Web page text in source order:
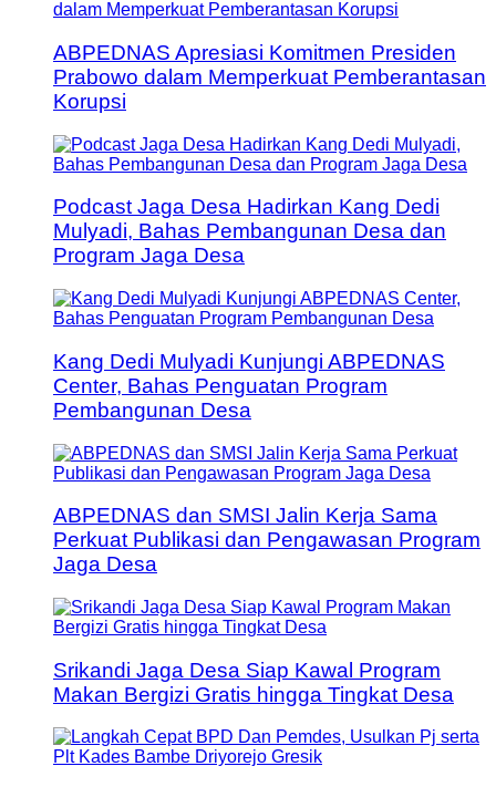
ABPEDNAS Apresiasi Komitmen Presiden
Prabowo dalam Memperkuat Pemberantasan
Korupsi
Podcast Jaga Desa Hadirkan Kang Dedi
Mulyadi, Bahas Pembangunan Desa dan
Program Jaga Desa
Kang Dedi Mulyadi Kunjungi ABPEDNAS
Center, Bahas Penguatan Program
Pembangunan Desa
ABPEDNAS dan SMSI Jalin Kerja Sama
Perkuat Publikasi dan Pengawasan Program
Jaga Desa
Srikandi Jaga Desa Siap Kawal Program
Makan Bergizi Gratis hingga Tingkat Desa